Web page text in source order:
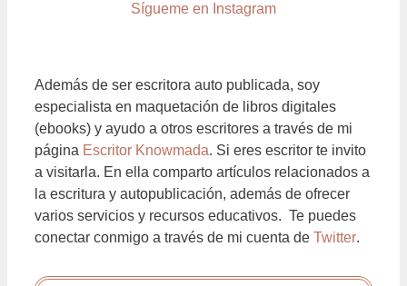
Sígueme en Instagram
Además de ser escritora auto publicada, soy
especialista en maquetación de libros digitales
(ebooks) y ayudo a otros escritores a través de mi
página Escritor Knowmada. Si eres escritor te invito
a visitarla. En ella comparto artículos relacionados a
la escritura y autopublicación, además de ofrecer
varios servicios y recursos educativos. Te puedes
conectar conmigo a través de mi cuenta de Twitter.